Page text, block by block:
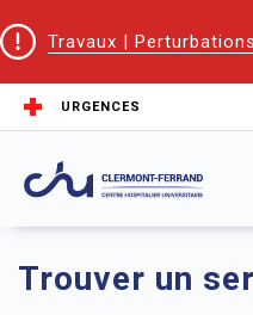
Travaux |
URGENCES
Accueil
Trouver un